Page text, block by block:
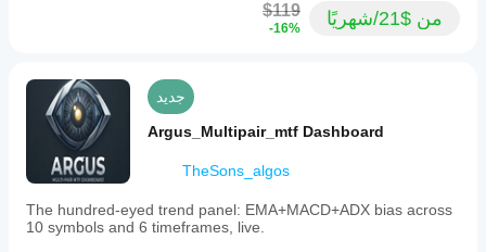
$119
-16% من $21/شهريًا
جديد
Argus_Multipair_mtf Dashboard
TheSons_algos
The hundred-eyed trend panel: EMA+MACD+ADX bias across
10 symbols and 6 timeframes, live.